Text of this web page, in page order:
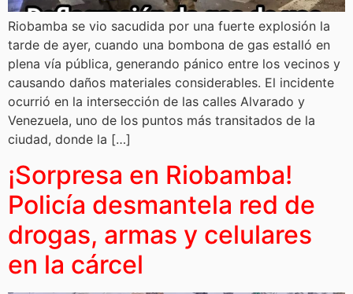
Riobamba se vio sacudida por una fuerte explosión la
tarde de ayer, cuando una bombona de gas estalló en
plena vía pública, generando pánico entre los vecinos y
causando daños materiales considerables. El incidente
ocurrió en la intersección de las calles Alvarado y
Venezuela, uno de los puntos más transitados de la
ciudad, donde la […]
¡Sorpresa en Riobamba!
Policía desmantela red de
drogas, armas y celulares
en la cárcel